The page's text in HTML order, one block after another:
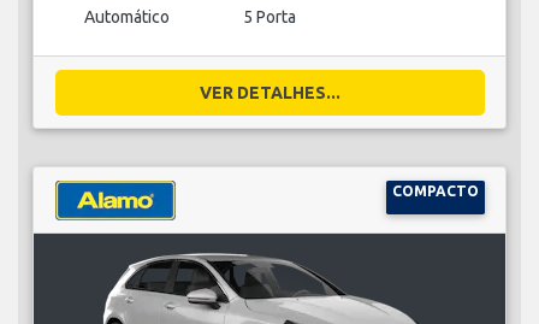
Automático 5 Porta
VER DETALHES...
COMPACTO